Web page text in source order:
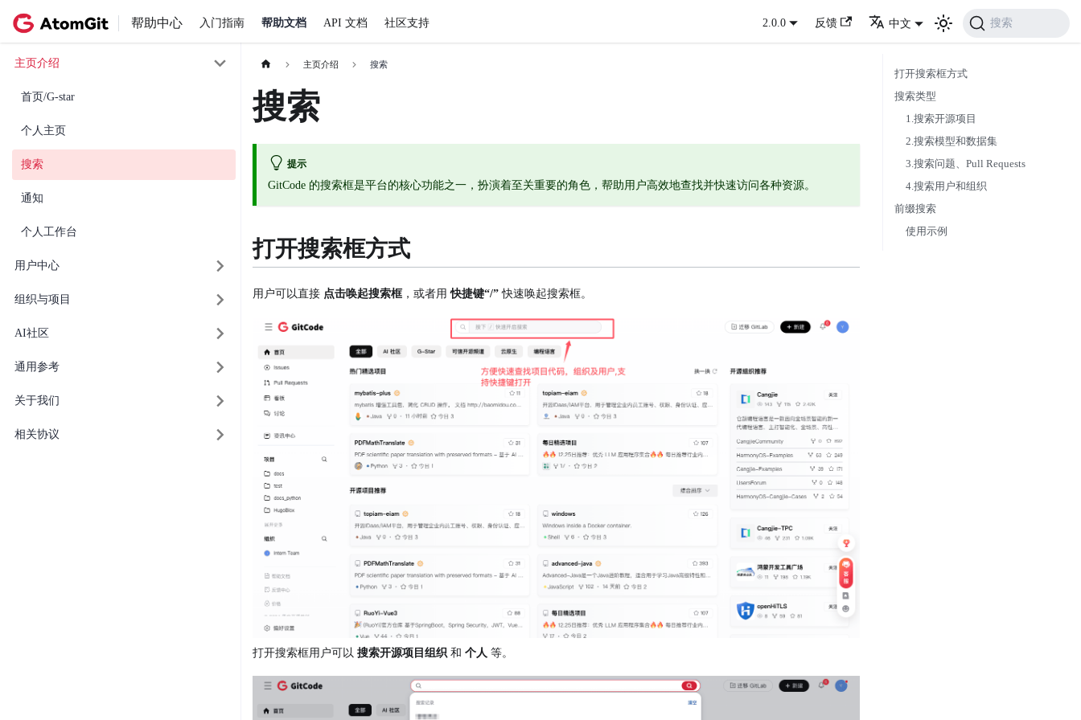
帮助中心 入门指南 帮助文档 API 文档 社区支持 2.0.0 反馈 中文 搜索
主页介绍
首页/G-star
个人主页
搜索
通知
个人工作台
用户中心
组织与项目
AI社区
通用参考
关于我们
相关协议
主页介绍 搜索
搜索
提示
GitCode 的搜索框是平台的核心功能之一，扮演着至关重要的角色，帮助用户高效地查找并快速访问各种资源。
打开搜索框方式
用户可以直接 点击唤起搜索框 ，或者用快捷键“/” 快速唤起搜索框。
打开搜索框用户可以 搜索开源项目组织 和 个人 等。
打开搜索框方式
搜索类型
1.搜索开源项目
2.搜索模型和数据集
3.搜索问题、Pull Requests
4.搜索用户和组织
前缀搜索
使用示例